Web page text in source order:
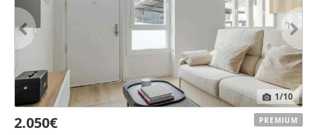
1/10
2.050€ PREMIUM